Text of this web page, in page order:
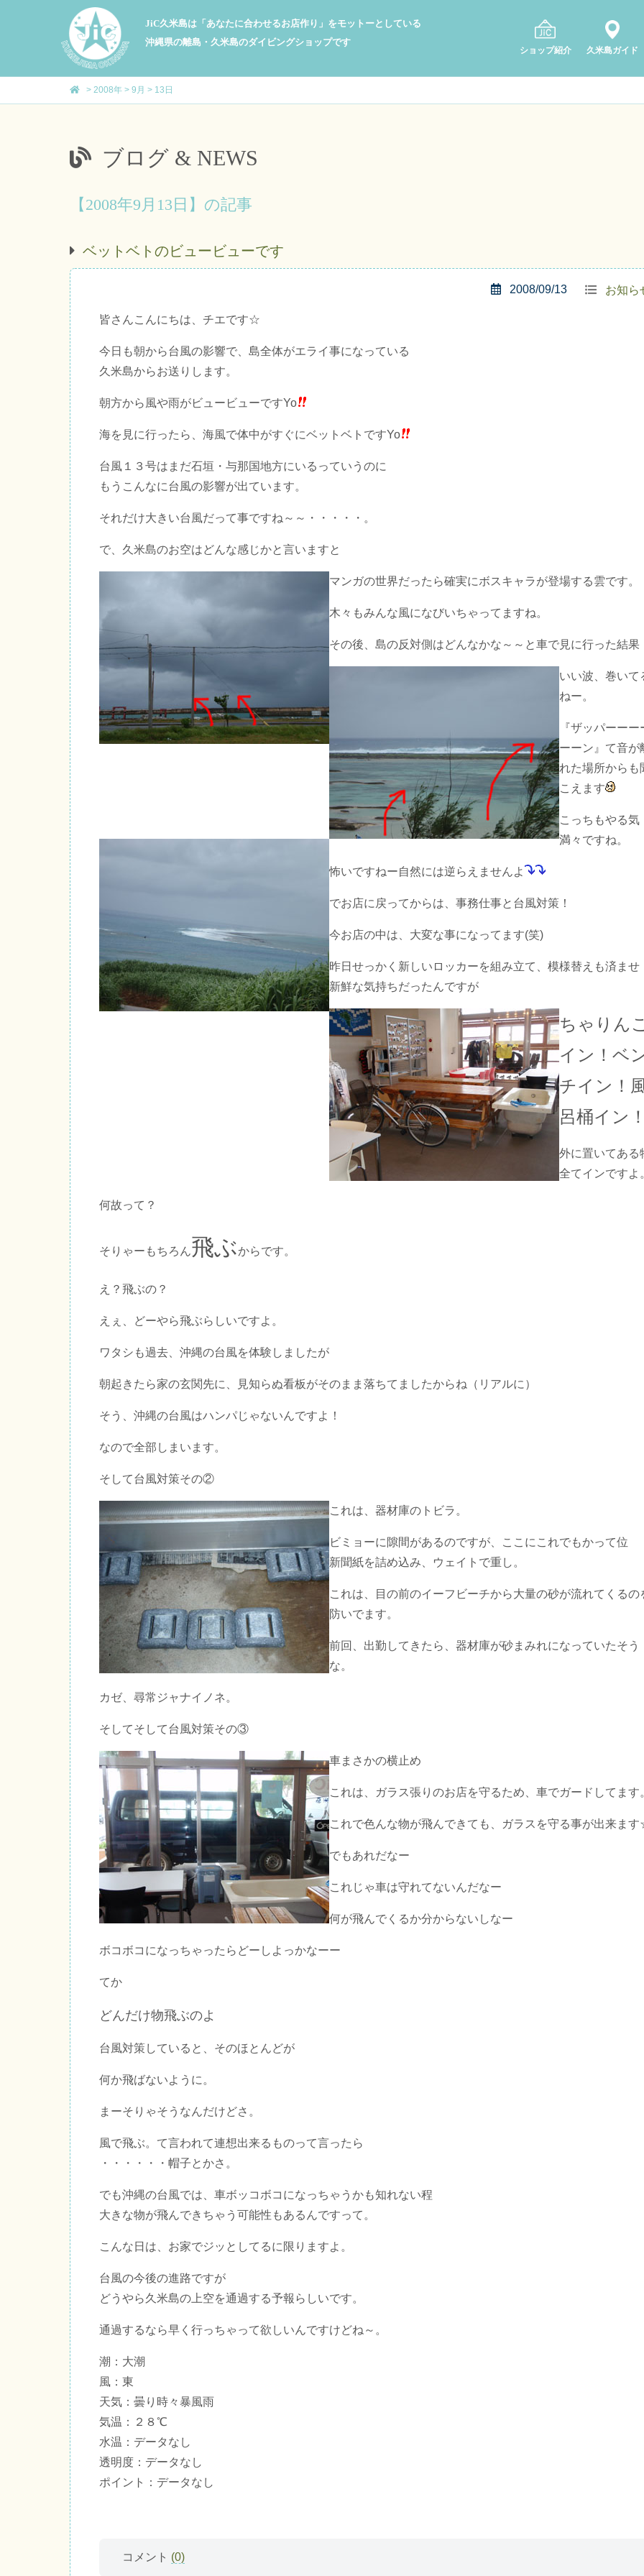
JiC久米島は「あなたに合わせるお店作り」をモットーとしている
沖縄県の離島・久米島のダイビングショップです
ショップ紹介 久米島ガイド
> 2008年 > 9月 > 13日
ブログ & NEWS
【2008年9月13日】の記事
ベットベトのビュービューです
お知ら
2008/09/13
皆さんこんにちは、チエです☆
今日も朝から台風の影響で、島全体がエライ事になっている
久米島からお送りします。
朝方から風や雨がビュービューですYo
海を見に行ったら、海風で体中がすぐにベットベトですYo
台風１３号はまだ石垣・与那国地方にいるっていうのに
もうこんなに台風の影響が出ています。
それだけ大きい台風だって事ですね～～・・・・・。
で、久米島のお空はどんな感じかと言いますと
マンガの世界だったら確実にボスキャラが登場する雲です。
木々もみんな風になびいちゃってますね。
その後、島の反対側はどんなかな～～と車で見に行った結果
いい波、巻いて
ねー。
『ザッパーーー
ーーン』て音が
れた場所からも
こえます
こっちもやる気
満々ですね。
怖いですねー自然には逆らえませんよ
でお店に戻ってからは、事務仕事と台風対策！
今お店の中は、大変な事になってます(笑)
昨日せっかく新しいロッカーを組み立て、模様替えも済ませ
新鮮な気持ちだったんですが
ちゃりん
イン！ベ
チイン！
呂桶イン
外に置いてある
全てインですよ
何故って？
そりゃーもちろん飛ぶからです。
え？飛ぶの？
えぇ、どーやら飛ぶらしいですよ。
ワタシも過去、沖縄の台風を体験しましたが
朝起きたら家の玄関先に、見知らぬ看板がそのまま落ちてましたからね（リアルに）
そう、沖縄の台風はハンパじゃないんですよ！
なので全部しまいます。
そして台風対策その②
これは、器材庫のトビラ。
ビミョーに隙間があるのですが、ここにこれでもかって位
新聞紙を詰め込み、ウェイトで重し。
これは、目の前のイーフビーチから大量の砂が流れてくるの
防いでます。
前回、出勤してきたら、器材庫が砂まみれになっていたそう
な。
カゼ、尋常ジャナイノネ。
そしてそして台風対策その③
車まさかの横止め
これは、ガラス張りのお店を守るため、車でガードしてます
これで色んな物が飛んできても、ガラスを守る事が出来ま
でもあれだなー
これじゃ車は守れてないんだなー
何が飛んでくるか分からないしなー
ボコボコになっちゃったらどーしよっかなーー
てか
どんだけ物飛ぶのよ
台風対策していると、そのほとんどが
何か飛ばないように。
まーそりゃそうなんだけどさ。
風で飛ぶ。て言われて連想出来るものって言ったら
・・・・・・帽子とかさ。
でも沖縄の台風では、車ボッコボコになっちゃうかも知れない程
大きな物が飛んできちゃう可能性もあるんですって。
こんな日は、お家でジッとしてるに限りますよ。
台風の今後の進路ですが
どうやら久米島の上空を通過する予報らしいです。
通過するなら早く行っちゃって欲しいんですけどね～。
潮：大潮
風：東
天気：曇り時々暴風雨
気温：２８℃
水温：データなし
透明度：データなし
ポイント：データなし
コメント (0)